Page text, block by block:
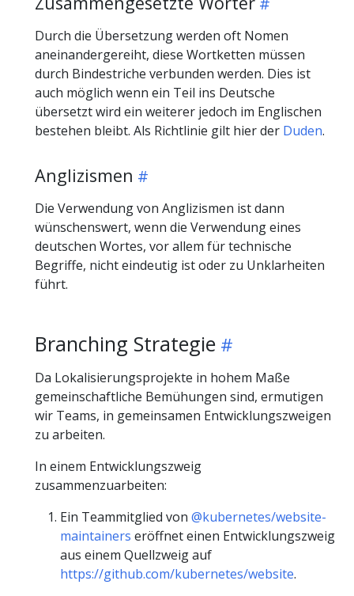
Durch die Übersetzung werden oft Nomen
aneinandergereiht, diese Wortketten müssen
durch Bindestriche verbunden werden. Dies ist
auch möglich wenn ein Teil ins Deutsche
übersetzt wird ein weiterer jedoch im Englischen
bestehen bleibt. Als Richtlinie gilt hier der Duden.
Anglizismen
Die Verwendung von Anglizismen ist dann
wünschenswert, wenn die Verwendung eines
deutschen Wortes, vor allem für technische
Begriffe, nicht eindeutig ist oder zu Unklarheiten
führt.
Branching Strategie
Da Lokalisierungsprojekte in hohem Maße
gemeinschaftliche Bemühungen sind, ermutigen
wir Teams, in gemeinsamen Entwicklungszweigen
zu arbeiten.
In einem Entwicklungszweig
zusammenzuarbeiten:
Ein Teammitglied von @kubernetes/website-
maintainers eröffnet einen Entwicklungszweig
aus einem Quellzweig auf
https://github.com/kubernetes/website.